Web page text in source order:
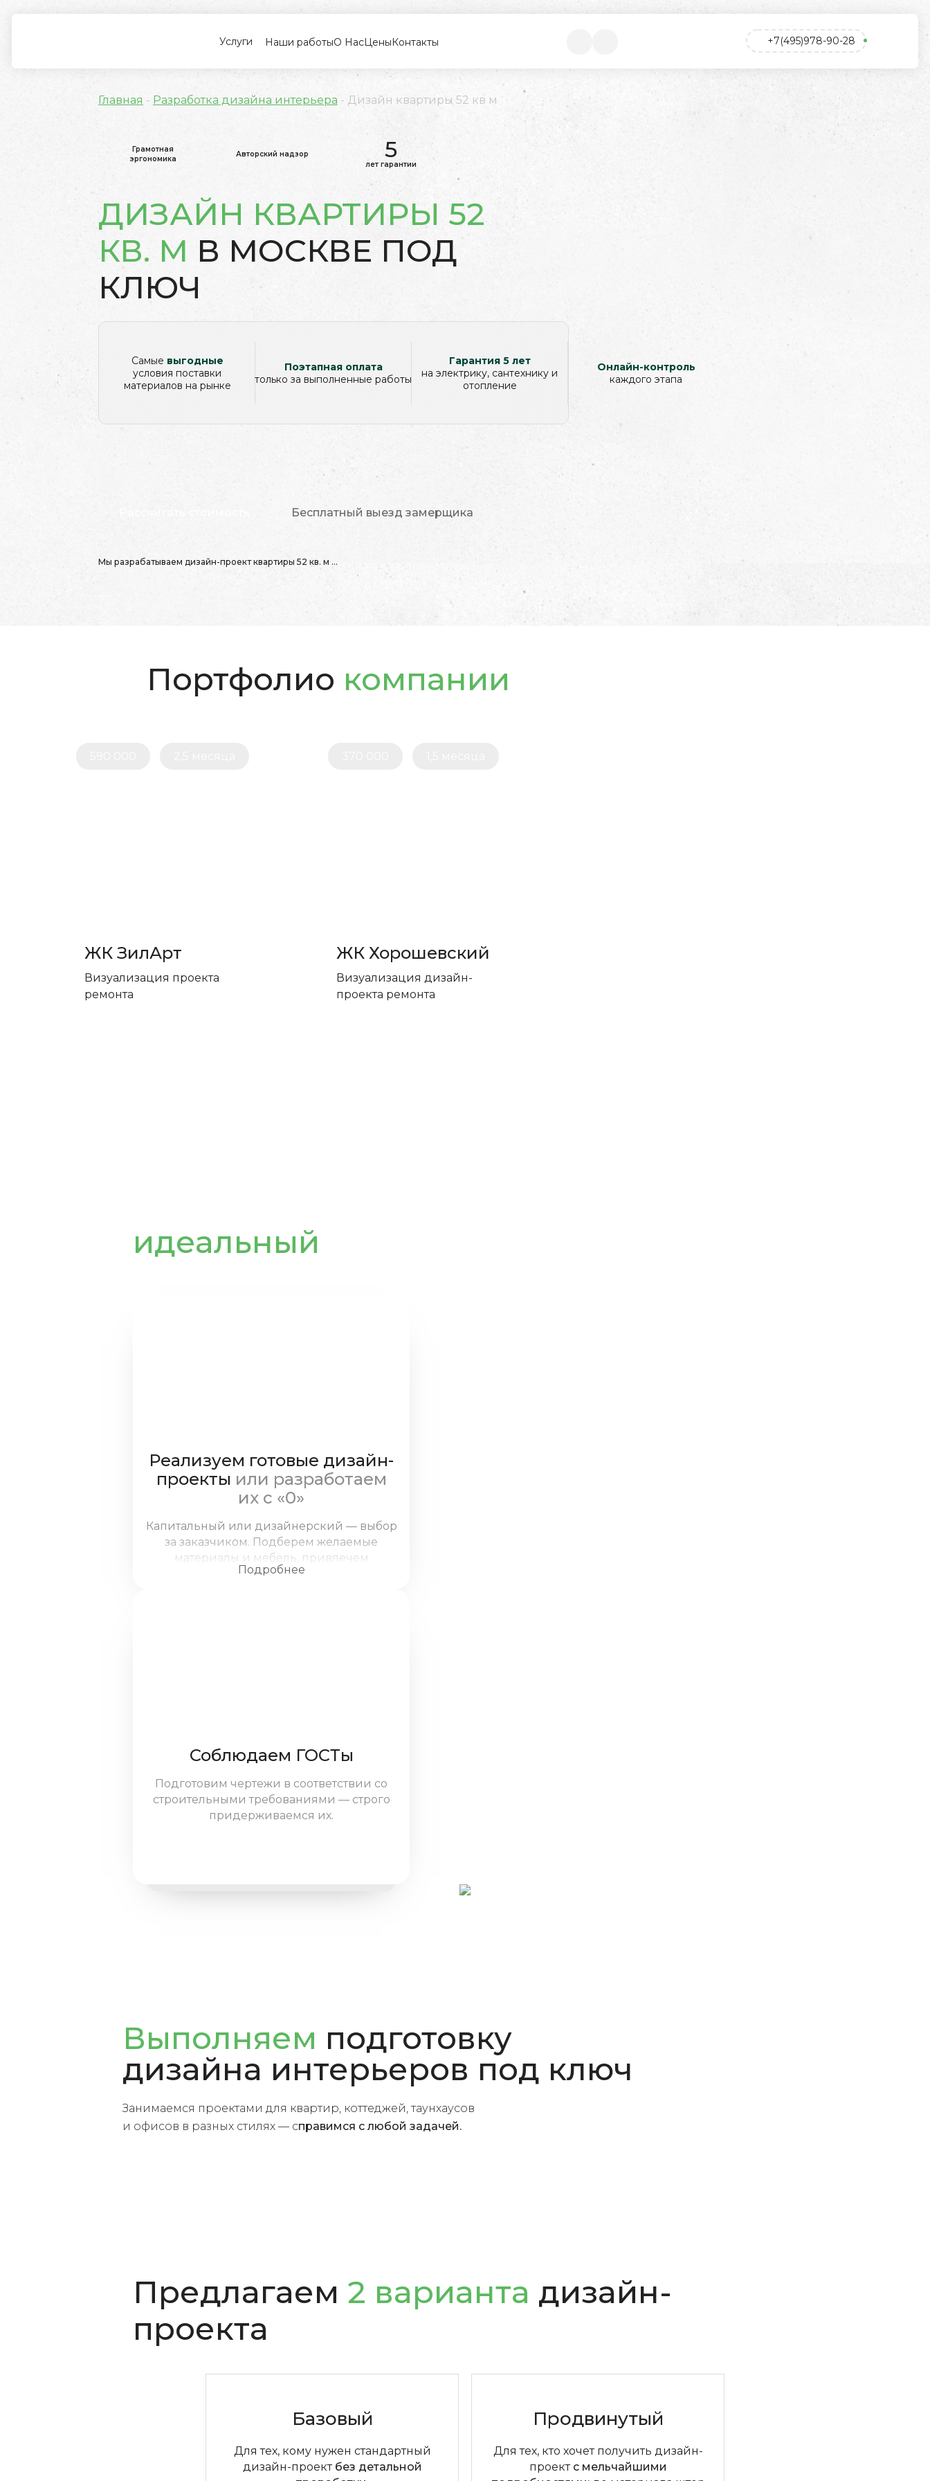
Услуги Наши работыО НасЦеныКонтакты +7(495)978-90-28
Главная - Разработка дизайна интерьера - Дизайн квартиры 52 кв м
Грамотная
эргономика
Авторский надзор 5
лет гарантии
ДИЗАЙН КВАРТИРЫ 52
КВ. М В МОСКВЕ ПОД
КЛЮЧ
Самые выгодные
условия поставки
материалов на рынке
Поэтапная оплата
только за выполненные работы
Гарантия 5 лет
на электрику, сантехнику и
отопление
Онлайн-контроль
каждого этапа
Бесплатный выезд замерщика
Мы разрабатываем дизайн-проект квартиры 52 кв. м ...
Портфолио компании
ЖК ЗилАрт
Визуализация проекта
ремонта
ЖК Хорошевский
Визуализация дизайн-
проекта ремонта
идеальный
Реализуем готовые дизайн-
проекты или разработаем
их с «0»
Капитальный или дизайнерский — выбор
за заказчиком. Подберем желаемые
материалы и мебель, привлечем
экспертов для сложных работ, уделим
Подробнее
Соблюдаем ГОСТы
Подготовим чертежи в соответствии со
строительными требованиями — строго
придерживаемся их.
Выполняем подготовку
дизайна интерьеров под ключ
Занимаемся проектами для квартир, коттеджей, таунхаусов
и офисов в разных стилях — справимся с любой задачей.
Предлагаем 2 варианта дизайн-
проекта
Базовый
Для тех, кому нужен стандартный
дизайн-проект без детальной
Продвинутый
Для тех, кто хочет получить дизайн-
проект с мельчайшими